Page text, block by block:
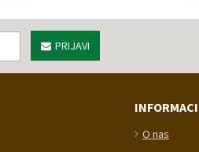
PRIJAVI
O nas